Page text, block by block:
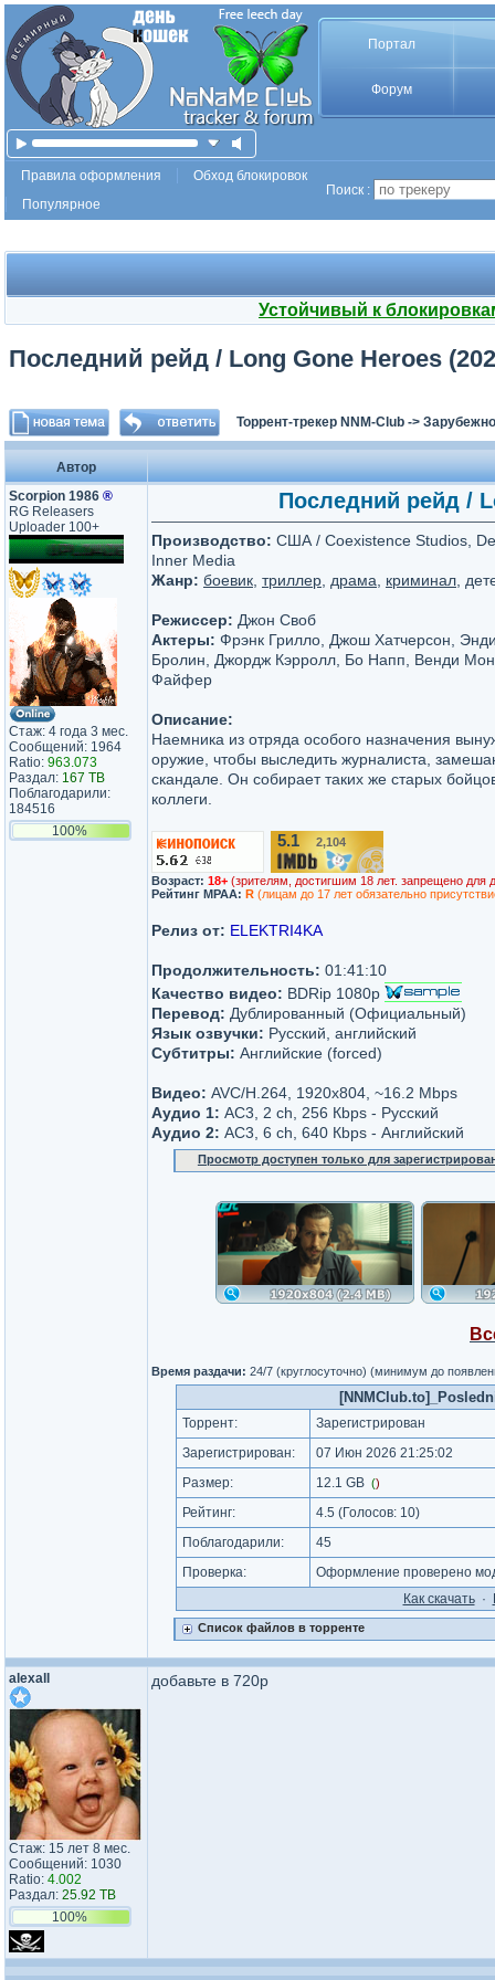
Портал
Форум
Правила оформления
Обход блокировок
Популярное
Поиск :
Устойчивый к
Последний рейд / Long Gone Heroes
Торрент-трекер NNM-Club ->
Автор
Scorpion 1986 ®
RG Releasers
Uploader 100+
Стаж: 4 года 3 мес.
Сообщений: 1964
Ratio: 963.073
Раздал: 167 TB
Поблагодарили:
184516
100%
Последний рейд /
Производство: США / Coexistence Studios,
Inner Media
Жанр: боевик триллер драма криминал ,
Режиссер: Джон Своб
Актеры: Фрэнк Грилло, Джош Хатчерсон,
Бролин, Джордж Кэрролл, Бо Напп, Венди
Файфер
Описание:
Наемника из отряда особого назначения
оружие, чтобы выследить журналиста,
скандале. Он собирает таких же старых
коллеги.
5.1 2,104
Возраст: 18+ (зрителям, достигшим 18 лет. запрещено для
Рейтинг MPAA: R (лицам до 17 лет обязательно
Релиз от: ELEKTRI4KA
Продолжительность: 01:41:10
Качество видео: BDRip 1080p
Перевод: Дублированный (Официальный)
Язык озвучки: Русский, английский
Субтитры: Английские (forced)
Видео: AVC/H.264, 1920x804, ~16.2 Mbps
Аудио 1: AC3, 2 ch, 256 Кbps - Русский
Аудио 2: AC3, 6 ch, 640 Кbps - Английский
Просмотр доступен только для
Время раздачи: 24/7 (круглосуточно) (минимум до
Торрент:
Зарегистрирован
Зарегистрирован:
07 Июн 2026 21:25:02
Размер:
12.1 GB ()
Рейтинг: 4.5 (Голосов: 10)
Поблагодарили:
45
Проверка:
Оформление проверено
Как cкачать·
Список файлов в торренте
alexall
Стаж: 15 лет 8 мес.
Сообщений: 1030
Ratio: 4.002
Раздал: 25.92 TB
100%
добавьте в 720p